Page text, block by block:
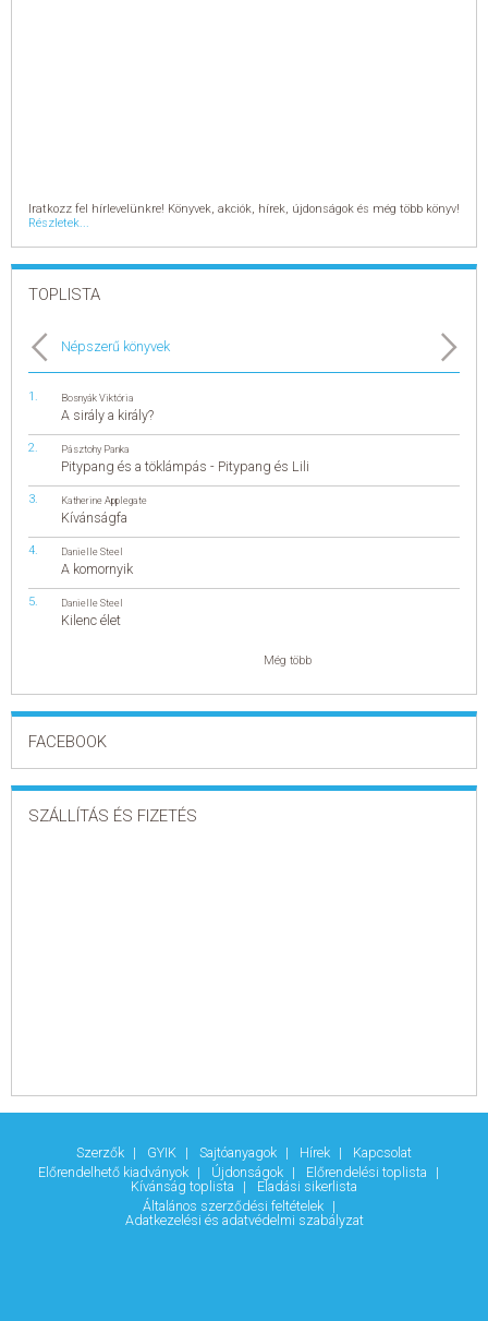
Iratkozz fel hírlevelünkre! Könyvek, akciók, hírek, újdonságok és még több könyv!
Részletek...
TOPLISTA
Népszerű könyvek
Bosnyák Viktória
A sirály a király?
Pásztohy Panka
Pitypang és a töklámpás - Pitypang és Lili
Katherine Applegate
Kívánságfa
Danielle Steel
A komornyik
Danielle Steel
Kilenc élet
Még több
FACEBOOK
SZÁLLÍTÁS ÉS FIZETÉS
Szerzők GYIK Sajtóanyagok Hírek
Kapcsolat
Előrendelhető kiadványok
Újdonságok
Előrendelési toplista
Kívánság toplista
Eladási sikerlista
Általános szerződési feltételek
Adatkezelési és adatvédelmi szabályzat